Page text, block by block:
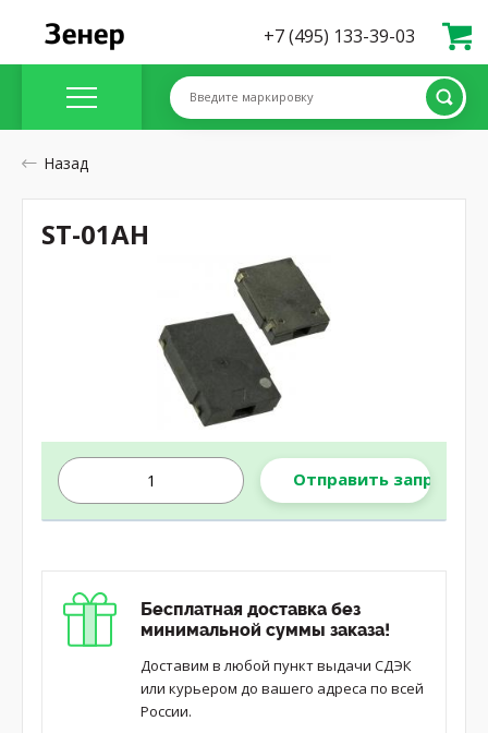
+7 (495) 133-39-03
Введите маркировку
Назад
Отправить запрос
Бесплатная доставка без
минимальной суммы заказа!
Доставим в любой пункт выдачи СДЭК
или курьером до вашего адреса по всей
России.
ST-01AH